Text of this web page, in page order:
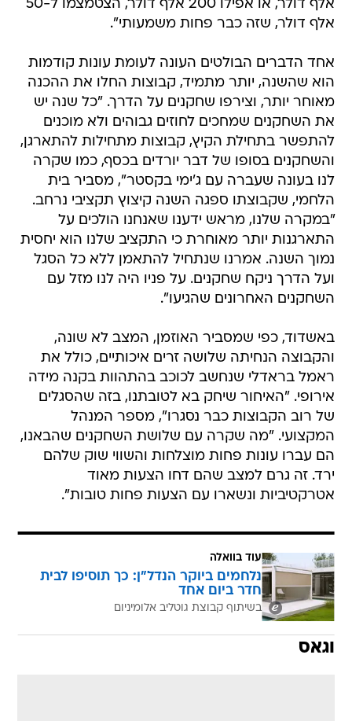
אלף דולר, או אפילו 200 אלף דולר, הצטמצמו ל-50
אלף דולר, שזה כבר פחות משמעותי".
אחד הדברים הבולטים העונה לעומת עונות קודמות
הוא שהשנה, יותר מתמיד, קבוצות החלו את ההכנה
מאוחר יותר, וצירפו שחקנים על הדרך. "כל שנה יש
את השחקנים שמחכים לחוזים גבוהים ולא מוכנים
להתפשר בתחילת הקיץ, קבוצות מתחילות להתארגן,
והשחקנים בסופו של דבר יורדים בכסף, כמו שקרה
לנו בעונה שעברה עם ג'ימי בקסטר", מסביר בית
הלחמי, שקבוצתו ספגה השנה קיצוץ תקציבי נרחב.
"במקרה שלנו, מראש ידענו שאנחנו הולכים על
התארגנות יותר מאוחרת כי התקציב שלנו הוא יחסית
נמוך השנה. אמרנו שנתחיל להתאמן ללא כל הסגל
ועל הדרך ניקח שחקנים. על פניו היה לנו מזל עם
השחקנים האחרונים שהגיעו".
באשדוד, כפי שמסביר האוזמן, המצב לא שונה,
והקבוצה הנחיתה שלושה זרים איכותיים, כולל את
ראמל בראדלי שנחשב לכוכב בהתהוות בקנה מידה
אירופי. "האיחור שיחק בא לטובתנו, בזה שהסגלים
של רוב הקבוצות כבר נסגרו", מספר המנהל
המקצועי. "מה שקרה עם שלושת השחקנים שהבאנו,
הם עברו עונות פחות מוצלחות והשווי שוק שלהם
ירד. זה גרם למצב שהם דחו הצעות מאוד
אטרקטיביות ונשארו עם הצעות פחות טובות".
עוד בוואלה
נלחמים ביוקר הנדל"ן: כך תוסיפו לבית
חדר ביום אחד
בשיתוף קבוצת גוטליב אלומיניום
וגאס